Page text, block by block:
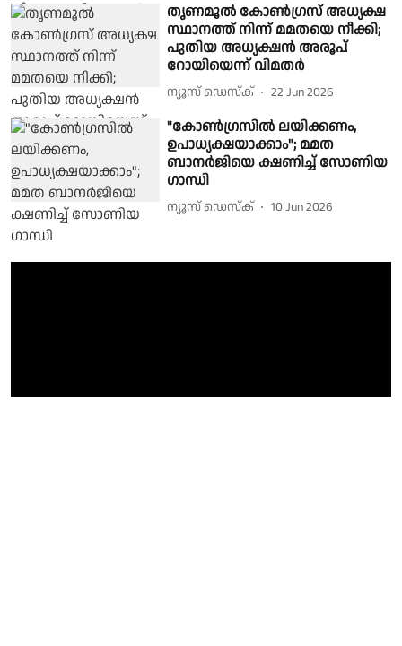
തൃണമൂല്‍ കോണ്‍ഗ്രസ് അധ്യക്ഷ
സ്ഥാനത്ത് നിന്ന് മമതയെ നീക്കി;
പുതിയ അധ്യക്ഷന്‍ അരൂപ്
റോയിയെന്ന് വിമതര്‍
ന്യൂസ് ഡെസ്ക് 22 Jun 2026
"കോണ്‍ഗ്രസില്‍ ലയിക്കണം,
ഉപാധ്യക്ഷയാക്കാം"; മമത
ബാനര്‍ജിയെ ക്ഷണിച്ച് സോണിയ
ഗാന്ധി
ന്യൂസ് ഡെസ്ക് 10 Jun 2026